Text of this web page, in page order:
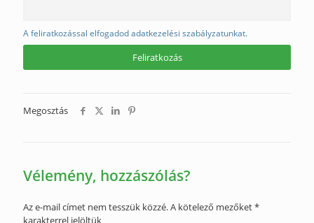
A feliratkozással elfogadod adatkezelési szabályzatunkat.
Megosztás
Vélemény, hozzászólás?
Az e-mail címet nem tesszük közzé.A kötelező mezőket*
karakterrel jelöltük